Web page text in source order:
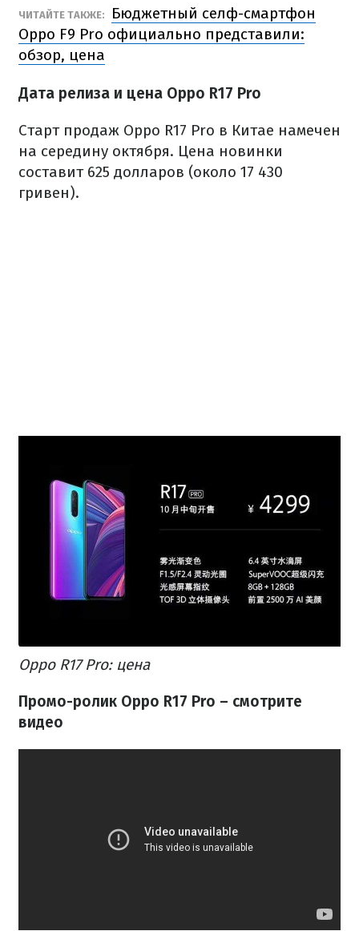
ЧИТАЙТЕ ТАКЖЕ:
Бюджетный селф-смартфон
Oppo F9 Pro официально представили:
обзор, цена
Дата релиза и цена Oppo R17 Pro
Старт продаж Oppo R17 Pro в Китае намечен
на середину октября. Цена новинки
составит 625 долларов (около 17 430
гривен).
Oppo R17 Pro: цена
Промо-ролик Oppo R17 Pro – смотрите
видео